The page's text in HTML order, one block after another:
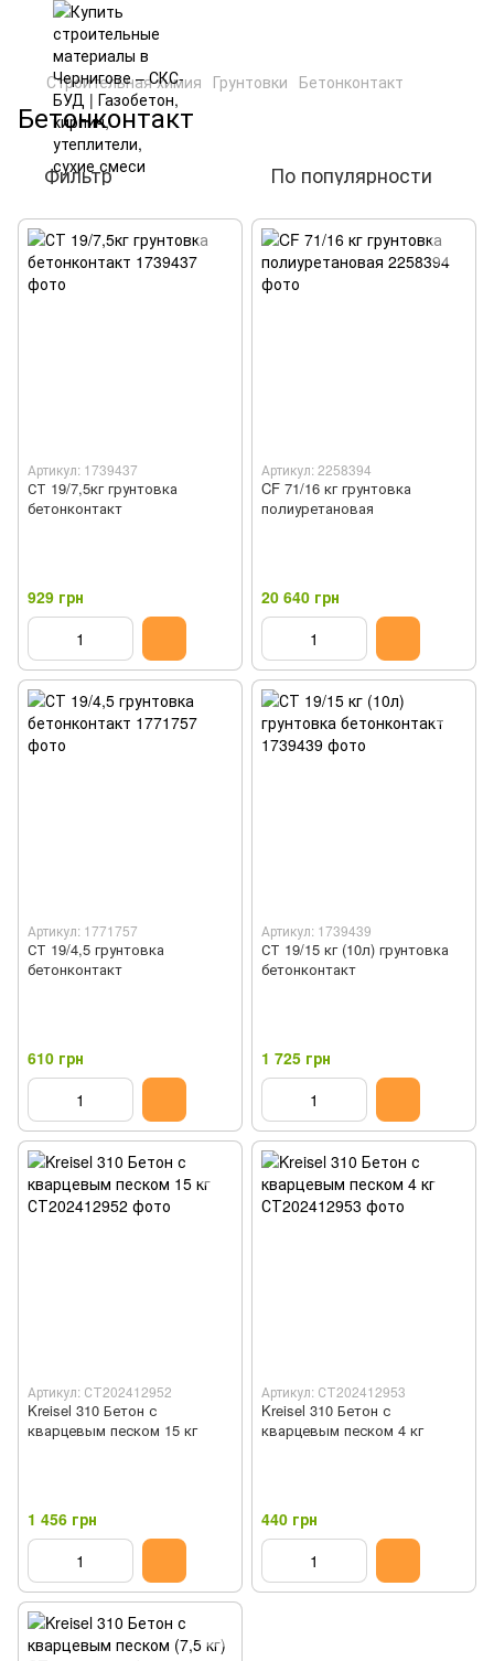
Строительная химия Грунтовки Бетонконтакт
Бетонконтакт
Фильтр По популярности
Артикул: 1739437
СТ 19/7,5кг грунтовка
бетонконтакт
929 грн
Артикул: 2258394
CF 71/16 кг грунтовка
полиуретановая
20 640 грн
Артикул: 1771757
СТ 19/4,5 грунтовка
бетонконтакт
610 грн
Артикул: 1739439
СТ 19/15 кг (10л) грунтовка
бетонконтакт
1 725 грн
Артикул: СТ202412952
Kreisel 310 Бетон с
кварцевым песком 15 кг
1 456 грн
Артикул: СТ202412953
Kreisel 310 Бетон с
кварцевым песком 4 кг
440 грн